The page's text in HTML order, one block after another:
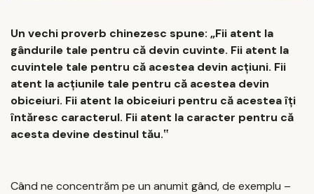
Un vechi proverb chinezesc spune: „Fii atent la
gândurile tale pentru că devin cuvinte. Fii atent la
cuvintele tale pentru că acestea devin acțiuni. Fii
atent la acțiunile tale pentru că acestea devin
obiceiuri. Fii atent la obiceiuri pentru că acestea îți
întăresc caracterul. Fii atent la caracter pentru că
acesta devine destinul tău.‟
Când ne concentrăm pe un anumit gând, de exemplu –